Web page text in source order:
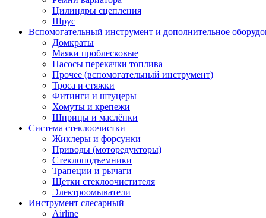
Цилиндры сцепления
Шрус
Вспомогательный инструмент и дополнительное
Домкраты
Маяки проблесковые
Насосы перекачки топлива
Прочее (вспомогательный инструмент)
Троса и стяжки
Фитинги и штуцеры
Хомуты и крепежи
Шприцы и маслёнки
Система стеклоочистки
Жиклеры и форсунки
Приводы (моторедукторы)
Стеклоподъемники
Трапеции и рычаги
Щетки стеклоочистителя
Электроомыватели
Инструмент слесарный
Airline